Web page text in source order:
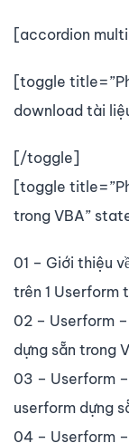
[accordion
[toggle
download tài
[/toggle]
[toggle
trong VBA”
01 – Giới thiệu
trên 1 Userform
02 – Userform
dựng sẵn trong
03 – Userform
userform dựng
04 – Userform